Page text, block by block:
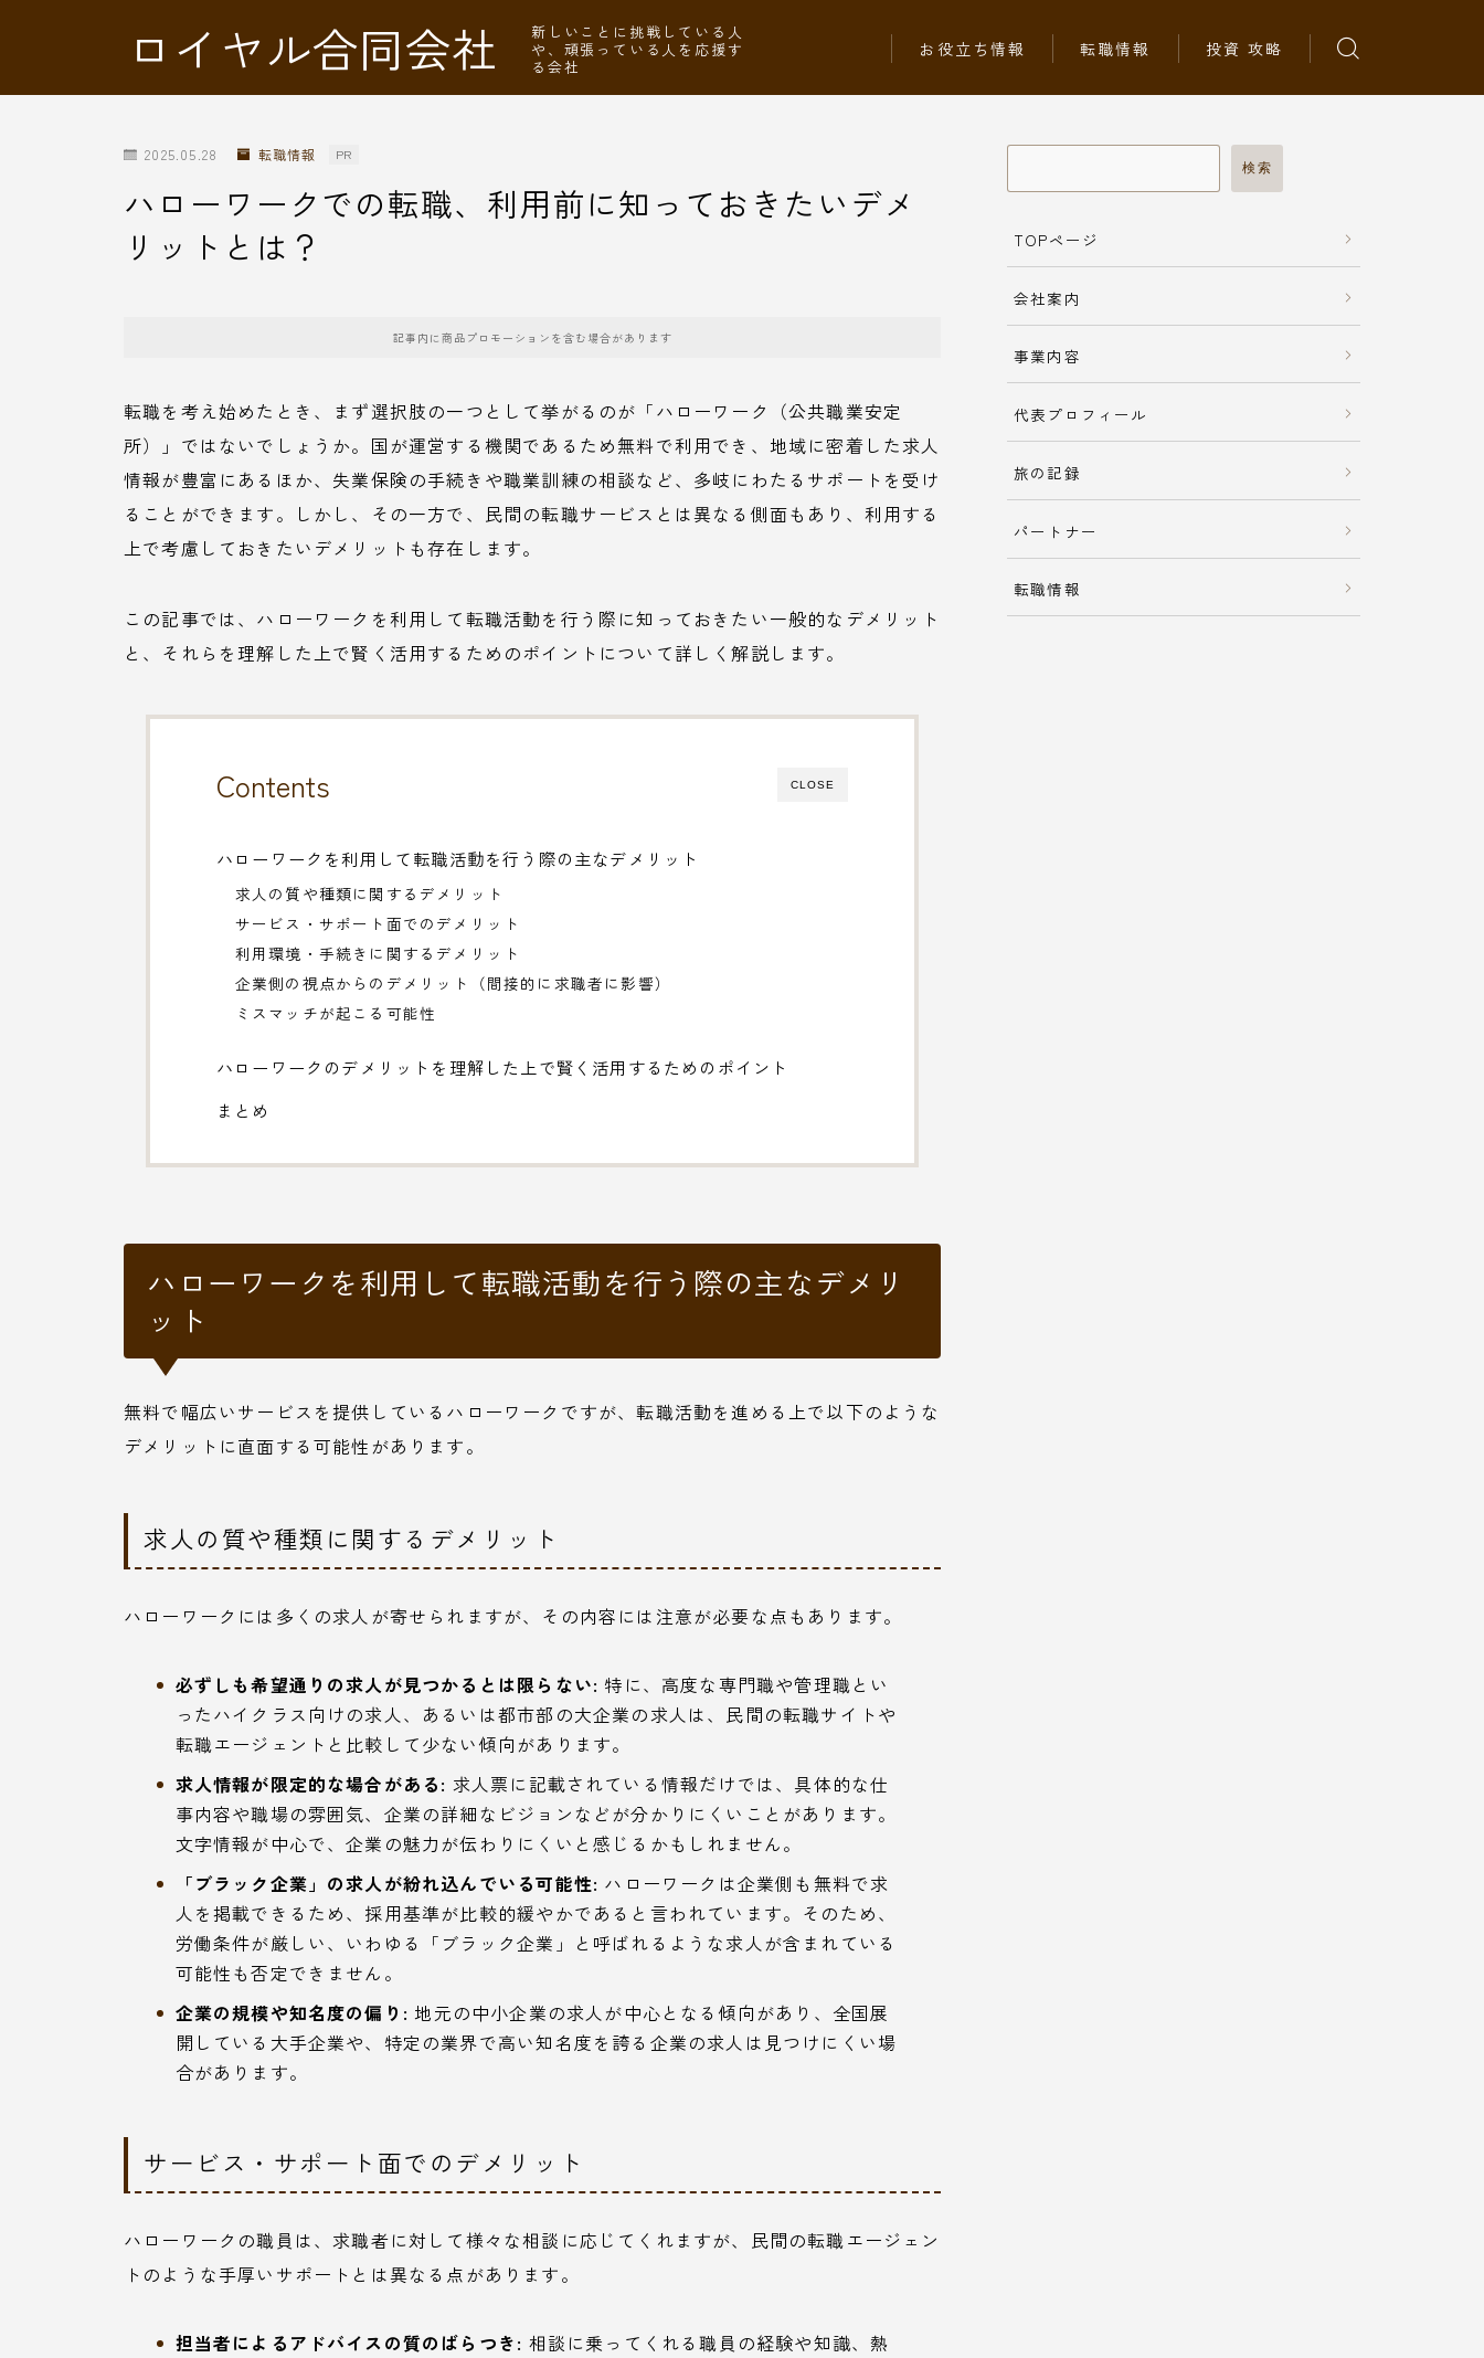
ロイヤル合同会社
新しいことに挑戦している人
や、頑張っている人を応援す
る会社
お役立ち情報 転職情報 投資 攻略
2025.05.28 転職情報 PR
ハローワークでの転職、利用前に知っておきたいデメ
リットとは？
記事内に商品プロモーションを含む場合があります
転職を考え始めたとき、まず選択肢の一つとして挙がるのが「ハローワーク（公共職業安定
所）」ではないでしょうか。国が運営する機関であるため無料で利用でき、地域に密着した求人
情報が豊富にあるほか、失業保険の手続きや職業訓練の相談など、多岐にわたるサポートを受け
ることができます。しかし、その一方で、民間の転職サービスとは異なる側面もあり、利用する
上で考慮しておきたいデメリットも存在します。
この記事では、ハローワークを利用して転職活動を行う際に知っておきたい一般的なデメリット
と、それらを理解した上で賢く活用するためのポイントについて詳しく解説します。
CLOSE
Contents
ハローワークを利用して転職活動を行う際の主なデメリット
求人の質や種類に関するデメリット
サービス・サポート面でのデメリット
利用環境・手続きに関するデメリット
企業側の視点からのデメリット（間接的に求職者に影響）
ミスマッチが起こる可能性
ハローワークのデメリットを理解した上で賢く活用するためのポイント
まとめ
ハローワークを利用して転職活動を行う際の主なデメリ
ット
無料で幅広いサービスを提供しているハローワークですが、転職活動を進める上で以下のような
デメリットに直面する可能性があります。
求人の質や種類に関するデメリット
ハローワークには多くの求人が寄せられますが、その内容には注意が必要な点もあります。
必ずしも希望通りの求人が見つかるとは限らない: 特に、高度な専門職や管理職とい
ったハイクラス向けの求人、あるいは都市部の大企業の求人は、民間の転職サイトや
転職エージェントと比較して少ない傾向があります。
求人情報が限定的な場合がある: 求人票に記載されている情報だけでは、具体的な仕
事内容や職場の雰囲気、企業の詳細なビジョンなどが分かりにくいことがあります。
文字情報が中心で、企業の魅力が伝わりにくいと感じるかもしれません。
「ブラック企業」の求人が紛れ込んでいる可能性: ハローワークは企業側も無料で求
人を掲載できるため、採用基準が比較的緩やかであると言われています。そのため、
労働条件が厳しい、いわゆる「ブラック企業」と呼ばれるような求人が含まれている
可能性も否定できません。
企業の規模や知名度の偏り: 地元の中小企業の求人が中心となる傾向があり、全国展
開している大手企業や、特定の業界で高い知名度を誇る企業の求人は見つけにくい場
合があります。
サービス・サポート面でのデメリット
ハローワークの職員は、求職者に対して様々な相談に応じてくれますが、民間の転職エージェン
トのような手厚いサポートとは異なる点があります。
担当者によるアドバイスの質のばらつき: 相談に乗ってくれる職員の経験や知識、熱
検索
TOPページ
会社案内
事業内容
代表プロフィール
旅の記録
パートナー
転職情報